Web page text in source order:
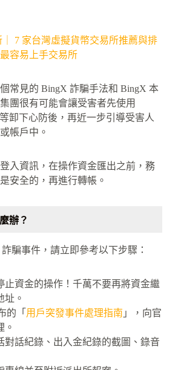
｜ 7 家台灣虛擬貨幣交易所推薦與排
容易上手交易所
常見的 BingX 詐騙手法和 BingX 本
團很有可能會讓受害者先使用
卸下心防後，再近一步引導受害人
帳戶中。
入資訊，在操作資金匯出之前，務
安全的，再進行轉帳。
辦？
騙事件，請立即參考以下步驟：
止資金的操作！千萬不要再將資金繼
址。
的「 用戶突發事件處理指南 」，向官
。
對話紀錄、出入金紀錄的截圖、錄音